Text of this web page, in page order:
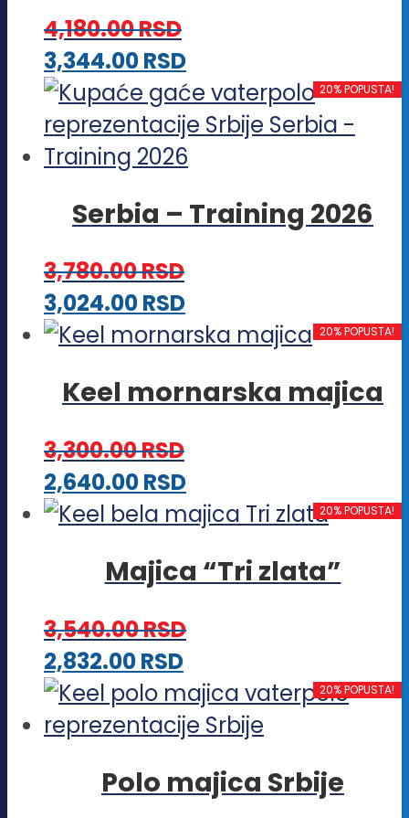
biti
izabrane
na
stranici
proizvoda.
4,180.00RSD
3,344.00RSDOvaj
proizvod
ima
više
Opcije
na
stranici
proizvoda.
20% POPUSTA!
Serbia – Training 2026
3,780.00RSD
3,024.00RSDOvaj
proizvod
više
mogu
biti
izabrane
na
stranici
20% POPUSTA!
Keel mornarska majica
3,300.00RSD
2,640.00RSDOvaj
proizvod
više
Opcije
biti
izabrane
na
stranici
20% POPUSTA!
Majica “Tri zlata”
3,540.00RSD
2,832.00RSDOvaj
proizvod
ima
varijanti.
20% POPUSTA!
Polo majica Srbije